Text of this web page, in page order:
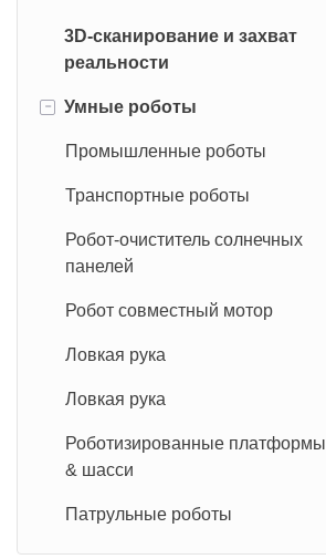
беспилотников
беспилотника
Камера & Системы
передатчиков
БПЛА БАДЕРИИ
беспилотников
3D-сканирование и захват
реальности
- Умные роботы
Промышленные роботы
Транспортные роботы
Робот-очиститель солнечных
панелей
Робот совместный мотор
Ловкая рука
Ловкая рука
Роботизированные платформы
& шасси
Патрульные роботы